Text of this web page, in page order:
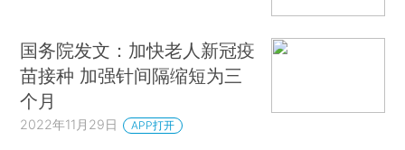
国务院发文：加快老人新冠疫
苗接种 加强针间隔缩短为三
个月
2022年11月29日 APP打开